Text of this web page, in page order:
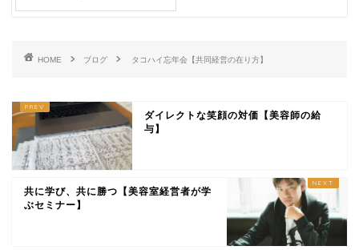
HOME ブログ タコハイ忘年会【共同経営の在り方】
ダイレクトな笑顔の対価【美容師の給
与】
共に学び、共に勝つ【美容室経営者が学
ぶセミナー】